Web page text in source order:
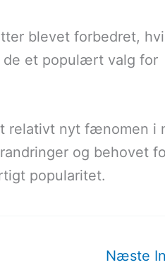
blevet forbedret,
de et populært valg for
relativt nyt fænomen i
og behovet
popularitet.
Næste